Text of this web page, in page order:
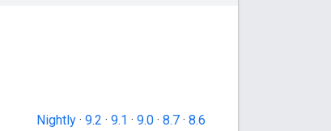
Nightly · 9.2 · 9.1 · 9.0 · 8.7 · 8.6